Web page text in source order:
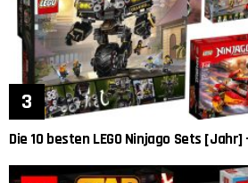
Die 10 besten LEGO Ninjago Sets